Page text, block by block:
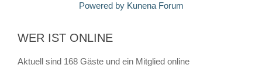
Powered by Kunena Forum
WER IST ONLINE
Aktuell sind 168 Gäste und ein Mitglied online